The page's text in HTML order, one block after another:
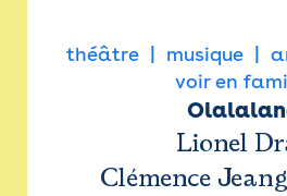
théâtre musique
voir en
Lionel
Clémence